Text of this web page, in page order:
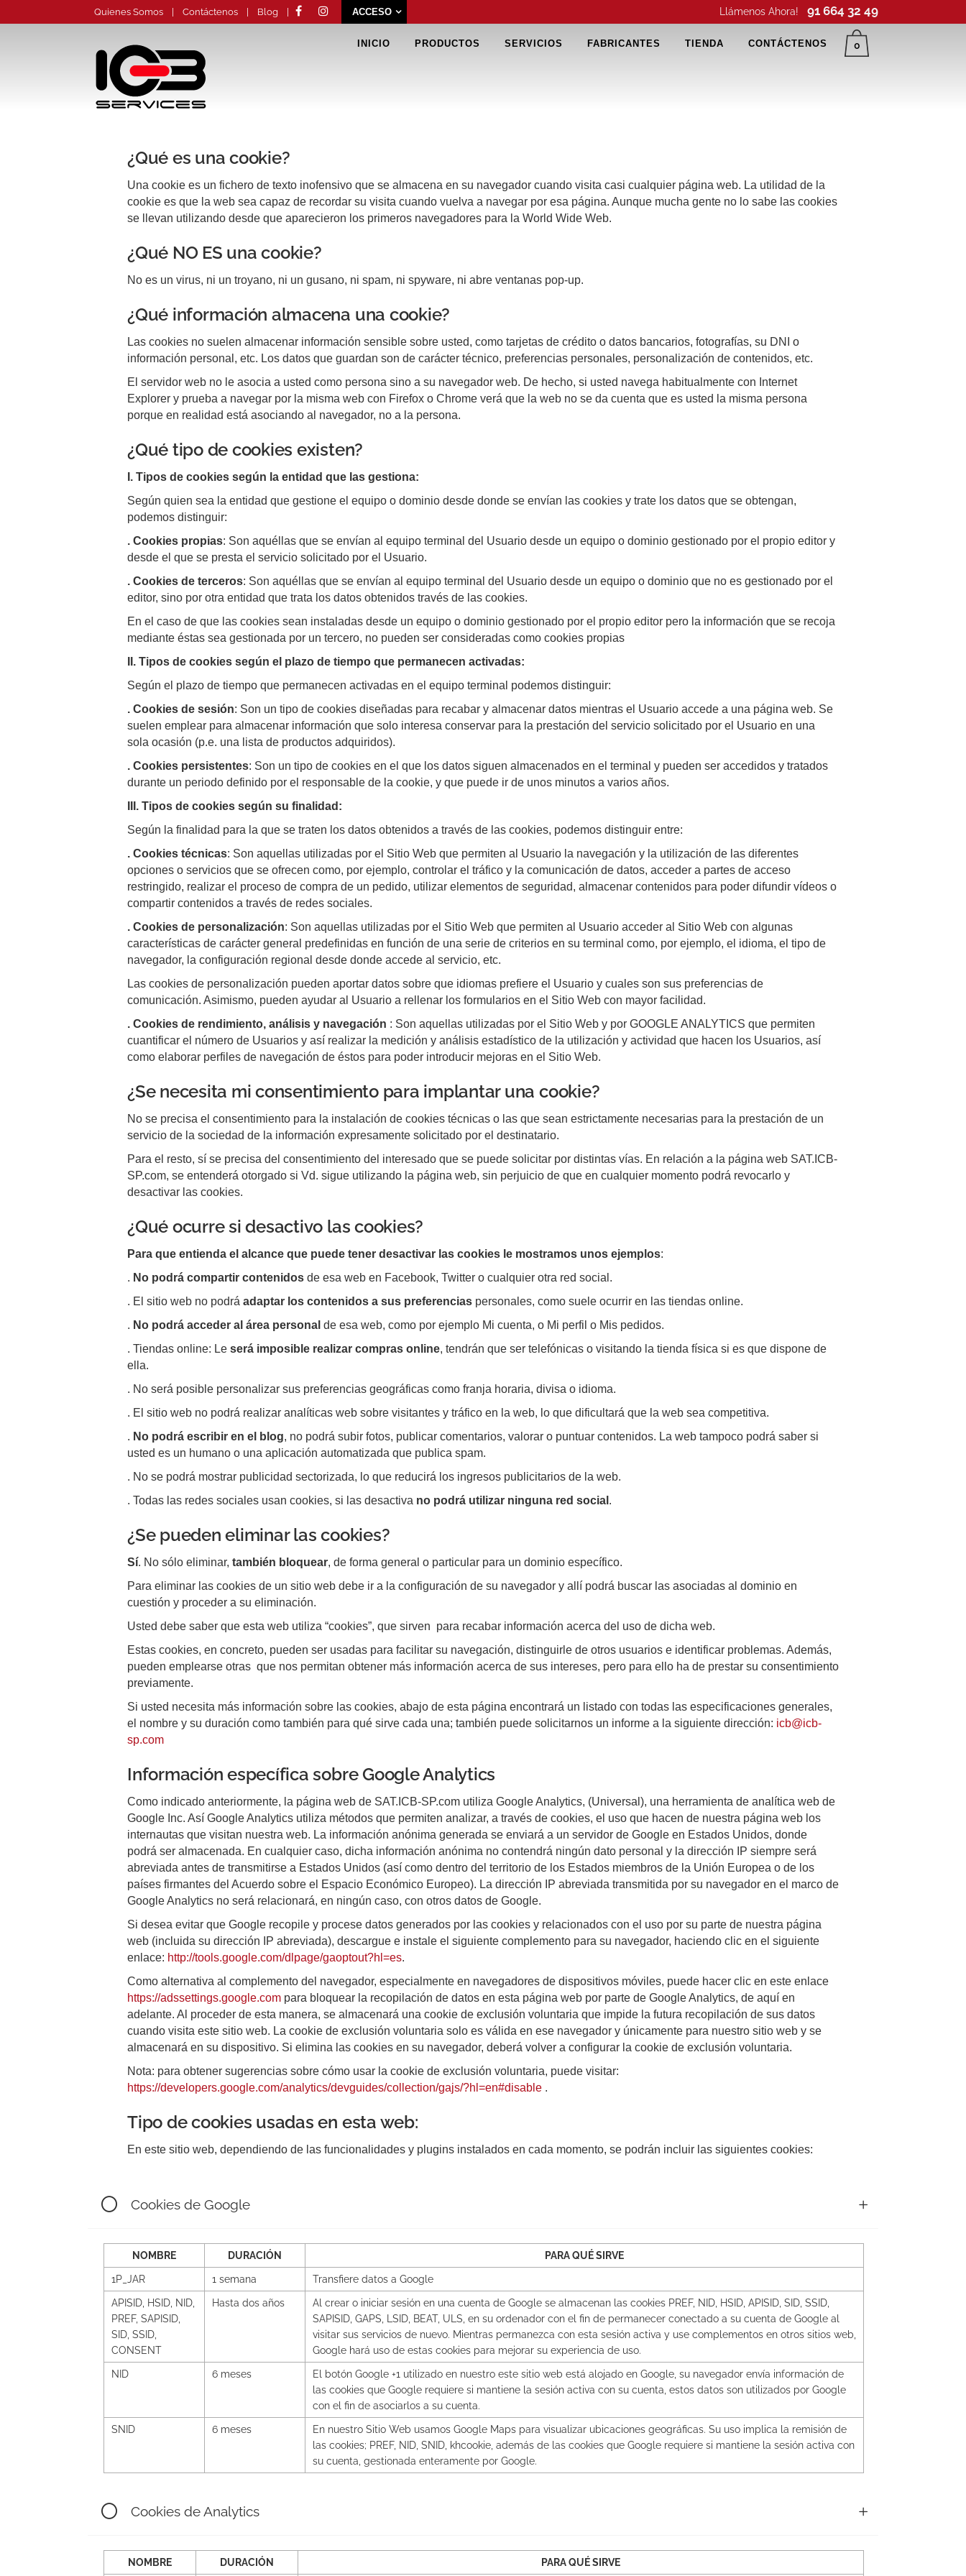
Quienes Somos Contáctenos Blog ACCESO Llámenos Ahora! 91 664 32 49
0
INICIO PRODUCTOS SERVICIOS FABRICANTES TIENDA CONTÁCTENOS
¿Qué es una cookie?
Una cookie es un fichero de texto inofensivo que se almacena en su navegador cuando visita casi cualquier página web. La utilidad de la
cookie es que la web sea capaz de recordar su visita cuando vuelva a navegar por esa página. Aunque mucha gente no lo sabe las cookies
se llevan utilizando desde que aparecieron los primeros navegadores para la World Wide Web.
¿Qué NO ES una cookie?
No es un virus, ni un troyano, ni un gusano, ni spam, ni spyware, ni abre ventanas pop-up.
¿Qué información almacena una cookie?
Las cookies no suelen almacenar información sensible sobre usted, como tarjetas de crédito o datos bancarios, fotografías, su DNI o
información personal, etc. Los datos que guardan son de carácter técnico, preferencias personales, personalización de contenidos, etc.
El servidor web no le asocia a usted como persona sino a su navegador web. De hecho, si usted navega habitualmente con Internet
Explorer y prueba a navegar por la misma web con Firefox o Chrome verá que la web no se da cuenta que es usted la misma persona
porque en realidad está asociando al navegador, no a la persona.
¿Qué tipo de cookies existen?
I. Tipos de cookies según la entidad que las gestiona:
Según quien sea la entidad que gestione el equipo o dominio desde donde se envían las cookies y trate los datos que se obtengan,
podemos distinguir:
. Cookies propias: Son aquéllas que se envían al equipo terminal del Usuario desde un equipo o dominio gestionado por el propio editor y
desde el que se presta el servicio solicitado por el Usuario.
. Cookies de terceros: Son aquéllas que se envían al equipo terminal del Usuario desde un equipo o dominio que no es gestionado por el
editor, sino por otra entidad que trata los datos obtenidos través de las cookies.
En el caso de que las cookies sean instaladas desde un equipo o dominio gestionado por el propio editor pero la información que se recoja
mediante éstas sea gestionada por un tercero, no pueden ser consideradas como cookies propias
II. Tipos de cookies según el plazo de tiempo que permanecen activadas:
Según el plazo de tiempo que permanecen activadas en el equipo terminal podemos distinguir:
. Cookies de sesión: Son un tipo de cookies diseñadas para recabar y almacenar datos mientras el Usuario accede a una página web. Se
suelen emplear para almacenar información que solo interesa conservar para la prestación del servicio solicitado por el Usuario en una
sola ocasión (p.e. una lista de productos adquiridos).
. Cookies persistentes: Son un tipo de cookies en el que los datos siguen almacenados en el terminal y pueden ser accedidos y tratados
durante un periodo definido por el responsable de la cookie, y que puede ir de unos minutos a varios años.
III. Tipos de cookies según su finalidad:
Según la finalidad para la que se traten los datos obtenidos a través de las cookies, podemos distinguir entre:
. Cookies técnicas: Son aquellas utilizadas por el Sitio Web que permiten al Usuario la navegación y la utilización de las diferentes
opciones o servicios que se ofrecen como, por ejemplo, controlar el tráfico y la comunicación de datos, acceder a partes de acceso
restringido, realizar el proceso de compra de un pedido, utilizar elementos de seguridad, almacenar contenidos para poder difundir vídeos o
compartir contenidos a través de redes sociales.
. Cookies de personalización: Son aquellas utilizadas por el Sitio Web que permiten al Usuario acceder al Sitio Web con algunas
características de carácter general predefinidas en función de una serie de criterios en su terminal como, por ejemplo, el idioma, el tipo de
navegador, la configuración regional desde donde accede al servicio, etc.
Las cookies de personalización pueden aportar datos sobre que idiomas prefiere el Usuario y cuales son sus preferencias de
comunicación. Asimismo, pueden ayudar al Usuario a rellenar los formularios en el Sitio Web con mayor facilidad.
. Cookies de rendimiento, análisis y navegación : Son aquellas utilizadas por el Sitio Web y por GOOGLE ANALYTICS que permiten
cuantificar el número de Usuarios y así realizar la medición y análisis estadístico de la utilización y actividad que hacen los Usuarios, así
como elaborar perfiles de navegación de éstos para poder introducir mejoras en el Sitio Web.
¿Se necesita mi consentimiento para implantar una cookie?
No se precisa el consentimiento para la instalación de cookies técnicas o las que sean estrictamente necesarias para la prestación de un
servicio de la sociedad de la información expresamente solicitado por el destinatario.
Para el resto, sí se precisa del consentimiento del interesado que se puede solicitar por distintas vías. En relación a la página web SAT.ICB-
SP.com, se entenderá otorgado si Vd. sigue utilizando la página web, sin perjuicio de que en cualquier momento podrá revocarlo y
desactivar las cookies.
¿Qué ocurre si desactivo las cookies?
Para que entienda el alcance que puede tener desactivar las cookies le mostramos unos ejemplos:
. No podrá compartir contenidos de esa web en Facebook, Twitter o cualquier otra red social.
. El sitio web no podrá adaptar los contenidos a sus preferencias personales, como suele ocurrir en las tiendas online.
. No podrá acceder al área personal de esa web, como por ejemplo Mi cuenta, o Mi perfil o Mis pedidos.
. Tiendas online: Le será imposible realizar compras online, tendrán que ser telefónicas o visitando la tienda física si es que dispone de
ella.
. No será posible personalizar sus preferencias geográficas como franja horaria, divisa o idioma.
. El sitio web no podrá realizar analíticas web sobre visitantes y tráfico en la web, lo que dificultará que la web sea competitiva.
. No podrá escribir en el blog, no podrá subir fotos, publicar comentarios, valorar o puntuar contenidos. La web tampoco podrá saber si
usted es un humano o una aplicación automatizada que publica spam.
. No se podrá mostrar publicidad sectorizada, lo que reducirá los ingresos publicitarios de la web.
. Todas las redes sociales usan cookies, si las desactiva no podrá utilizar ninguna red social .
¿Se pueden eliminar las cookies?
Sí. No sólo eliminar, también bloquear, de forma general o particular para un dominio específico.
Para eliminar las cookies de un sitio web debe ir a la configuración de su navegador y allí podrá buscar las asociadas al dominio en
cuestión y proceder a su eliminación.
Usted debe saber que esta web utiliza “cookies”, que sirven para recabar información acerca del uso de dicha web.
Estas cookies, en concreto, pueden ser usadas para facilitar su navegación, distinguirle de otros usuarios e identificar problemas. Además,
pueden emplearse otras que nos permitan obtener más información acerca de sus intereses, pero para ello ha de prestar su consentimiento
previamente.
Si usted necesita más información sobre las cookies, abajo de esta página encontrará un listado con todas las especificaciones generales,
el nombre y su duración como también para qué sirve cada una; también puede solicitarnos un informe a la siguiente dirección: icb@icb-
sp.com
Información específica sobre Google Analytics
Como indicado anteriormente, la página web de SAT.ICB-SP.com utiliza Google Analytics, (Universal), una herramienta de analítica web de
Google Inc. Así Google Analytics utiliza métodos que permiten analizar, a través de cookies, el uso que hacen de nuestra página web los
internautas que visitan nuestra web. La información anónima generada se enviará a un servidor de Google en Estados Unidos, donde
podrá ser almacenada. En cualquier caso, dicha información anónima no contendrá ningún dato personal y la dirección IP siempre será
abreviada antes de transmitirse a Estados Unidos (así como dentro del territorio de los Estados miembros de la Unión Europea o de los
países firmantes del Acuerdo sobre el Espacio Económico Europeo). La dirección IP abreviada transmitida por su navegador en el marco de
Google Analytics no será relacionará, en ningún caso, con otros datos de Google.
Si desea evitar que Google recopile y procese datos generados por las cookies y relacionados con el uso por su parte de nuestra página
web (incluida su dirección IP abreviada), descargue e instale el siguiente complemento para su navegador, haciendo clic en el siguiente
enlace: http://tools.google.com/dlpage/gaoptout?hl=es.
Como alternativa al complemento del navegador, especialmente en navegadores de dispositivos móviles, puede hacer clic en este enlace
https://adssettings.google.com para bloquear la recopilación de datos en esta página web por parte de Google Analytics, de aquí en
adelante. Al proceder de esta manera, se almacenará una cookie de exclusión voluntaria que impide la futura recopilación de sus datos
cuando visita este sitio web. La cookie de exclusión voluntaria solo es válida en ese navegador y únicamente para nuestro sitio web y se
almacenará en su dispositivo. Si elimina las cookies en su navegador, deberá volver a configurar la cookie de exclusión voluntaria.
Nota: para obtener sugerencias sobre cómo usar la cookie de exclusión voluntaria, puede visitar:
https://developers.google.com/analytics/devguides/collection/gajs/?hl=en#disable .
Tipo de cookies usadas en esta web:
En este sitio web, dependiendo de las funcionalidades y plugins instalados en cada momento, se podrán incluir las siguientes cookies:
Cookies de Google
NOMBRE DURACIÓN PARA QUÉ SIRVE
1P_JAR 1 semana Transfiere datos a Google
APISID, HSID, NID,
PREF, SAPISID,
SID, SSID,
CONSENT
Hasta dos años
Al crear o iniciar sesión en una cuenta de Google se almacenan las cookies PREF, NID, HSID, APISID, SID, SSID,
SAPISID, GAPS, LSID, BEAT, ULS, en su ordenador con el fin de permanecer conectado a su cuenta de Google al
visitar sus servicios de nuevo. Mientras permanezca con esta sesión activa y use complementos en otros sitios web,
Google hará uso de estas cookies para mejorar su experiencia de uso.
NID 6 meses
El botón Google +1 utilizado en nuestro este sitio web está alojado en Google, su navegador envía información de
las cookies que Google requiere si mantiene la sesión activa con su cuenta, estos datos son utilizados por Google
con el fin de asociarlos a su cuenta.
SNID 6 meses
En nuestro Sitio Web usamos Google Maps para visualizar ubicaciones geográficas. Su uso implica la remisión de
las cookies; PREF, NID, SNID, khcookie, además de las cookies que Google requiere si mantiene la sesión activa con
su cuenta, gestionada enteramente por Google.
Cookies de Analytics
NOMBRE DURACIÓN PARA QUÉ SIRVE